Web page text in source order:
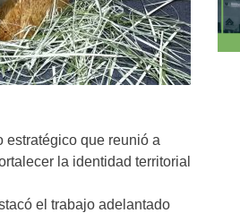
estratégico que reunió a
la identidad territorial
el trabajo adelantado